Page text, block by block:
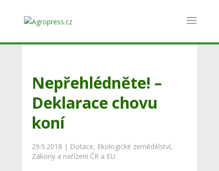
Nepřehlédněte! –
Deklarace chovu
koní
29.9.2018 | Dotace, Ekologické zemědělství,
Zákony a nařízení ČR a EU